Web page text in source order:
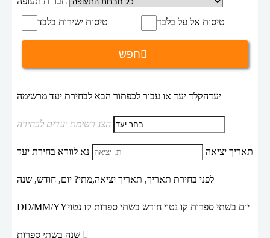
חפש
טיסות ישירות בלבד טיסות אל על בלבד
יעדהקלד יעד או עבור לכפתור הבא לבחירת יעד מרשימה
הצג רשימת יעדים לבחירה
תאריך יציאה נא לוודא בחירת יעד
לפני בחירת תאריך, תאריך יציאה,מתי? יום, חודש, שנה
DD/MM/YYיום בשתי ספרות קו נטוי חודש בשתי ספרות קו נטוי